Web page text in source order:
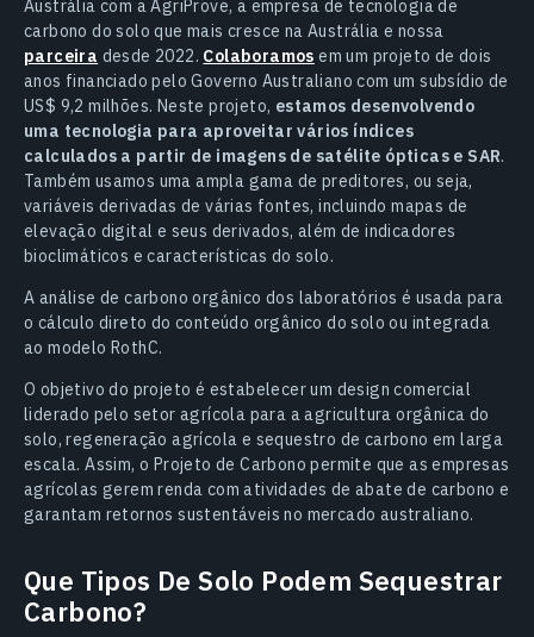
Austrália com a AgriProve, a empresa de tecnologia de
carbono do solo que mais cresce na Austrália e nossa
parceira desde 2022. Colaboramos em um projeto de dois
anos financiado pelo Governo Australiano com um subsídio de
US$ 9,2 milhões. Neste projeto, estamos desenvolvendo
uma tecnologia para aproveitar vários índices
calculados a partir de imagens de satélite ópticas e SAR.
Também usamos uma ampla gama de preditores, ou seja,
variáveis derivadas de várias fontes, incluindo mapas de
elevação digital e seus derivados, além de indicadores
bioclimáticos e características do solo.
A análise de carbono orgânico dos laboratórios é usada para
o cálculo direto do conteúdo orgânico do solo ou integrada
ao modelo RothC.
O objetivo do projeto é estabelecer um design comercial
liderado pelo setor agrícola para a agricultura orgânica do
solo, regeneração agrícola e sequestro de carbono em larga
escala. Assim, o Projeto de Carbono permite que as empresas
agrícolas gerem renda com atividades de abate de carbono e
garantam retornos sustentáveis no mercado australiano.
Que Tipos De Solo Podem Sequestrar
Carbono?